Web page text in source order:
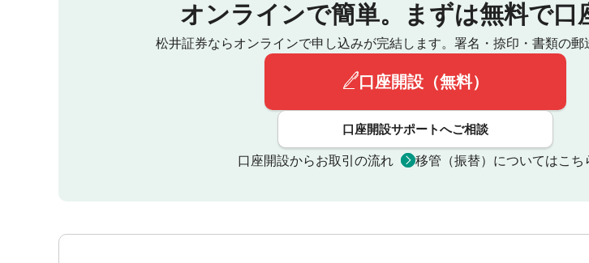
オンラインで簡単。 まずは無料で口
松井証券ならオンラインで申し込みが完結します。 署名・捺印・書類の郵
口座開設（無料）
口座開設サポートへご相談
口座開設からお取引の流れ 移管（振替）についてはこち